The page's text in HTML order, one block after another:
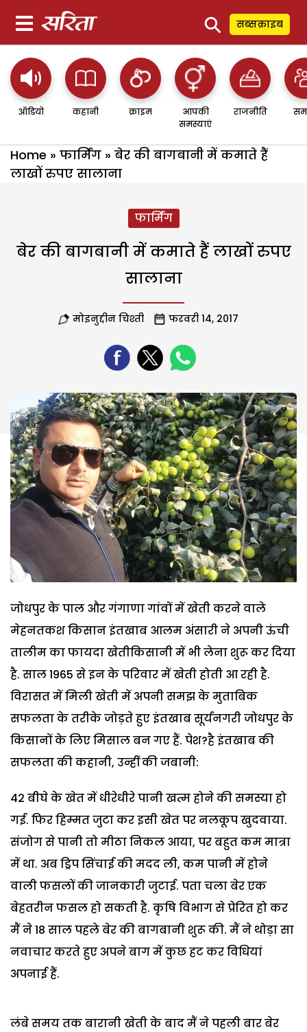
⚲ सब्सक्राइब
ऑडियो कहानी क्राइम
आपकी
समस्याएं
राजनीति
Home » फार्मिंग » बेर की बागबानी में कमाते हैं
लाखों रुपए सालाना
फार्मिंग
बेर की बागबानी में कमाते हैं लाखों रुपए
सालाना
मोइनुद्दीन चिश्ती फरवरी 14, 2017
जोधपुर के पाल और गंगाणा गांवों में खेती करने वाले
मेहनतकश किसान इंतखाब आलम अंसारी ने अपनी ऊंची
तालीम का फायदा खेतीकिसानी में भी लेना शुरू कर दिया
है. साल 1965 से इन के परिवार में खेती होती आ रही है.
विरासत में मिली खेती में अपनी समझ के मुताबिक
सफलता के तरीके जोड़ते हुए इंतखाब सूर्यनगरी जोधपुर के
किसानों के लिए मिसाल बन गए हैं. पेश?है इंतखाब की
सफलता की कहानी, उन्हीं की जबानी:
42 बीघे के खेत में धीरेधीरे पानी खत्म होने की समस्या हो
गई. फिर हिम्मत जुटा कर इसी खेत पर नलकूप खुदवाया.
संजोग से पानी तो मीठा निकल आया, पर बहुत कम मात्रा
में था. अब ड्रिप सिंचाई की मदद ली, कम पानी में होने
वाली फसलों की जानकारी जुटाई. पता चला बेर एक
बेहतरीन फसल हो सकती है. कृषि विभाग से प्रेरित हो कर
मैं ने 18 साल पहले बेर की बागबानी शुरू की. मैं ने थोड़ा सा
नवाचार करते हुए अपने बाग में कुछ हट कर विधियां
अपनाई हैं.
लंबे समय तक बारानी खेती के बाद मैं ने पहली बार बेर